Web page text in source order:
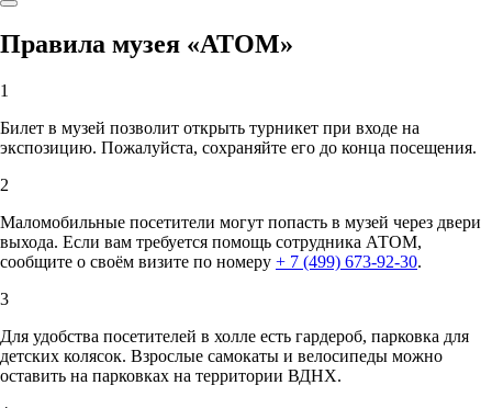
Правила музея «АТОМ»
1
Билет в музей позволит открыть турникет при входе на
экспозицию. Пожалуйста, сохраняйте его до конца посещения.
2
Маломобильные посетители могут попасть в музей через двери
выхода. Если вам требуется помощь сотрудника АТОМ,
сообщите о своём визите по номеру + 7 (499) 673-92-30.
3
Для удобства посетителей в холле есть гардероб, парковка для
детских колясок. Взрослые самокаты и велосипеды можно
оставить на парковках на территории ВДНХ.